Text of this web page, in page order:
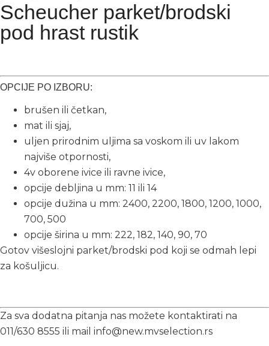
Scheucher parket/brodski
pod hrast rustik
OPCIJE PO IZBORU:
brušen ili četkan,
mat ili sjaj,
uljen prirodnim uljima sa voskom ili uv lakom
najviše otpornosti,
4v oborene ivice ili ravne ivice,
opcije debljina u mm: 11 ili 14
opcije dužina u mm: 2400, 2200, 1800, 1200, 1000,
700, 500
opcije širina u mm: 222, 182, 140, 90, 70
Gotov višeslojni parket/brodski pod koji se odmah lepi
za košuljicu.
Za sva dodatna pitanja nas možete kontaktirati na
011/630 8555 ili mail info@new.mvselection.rs